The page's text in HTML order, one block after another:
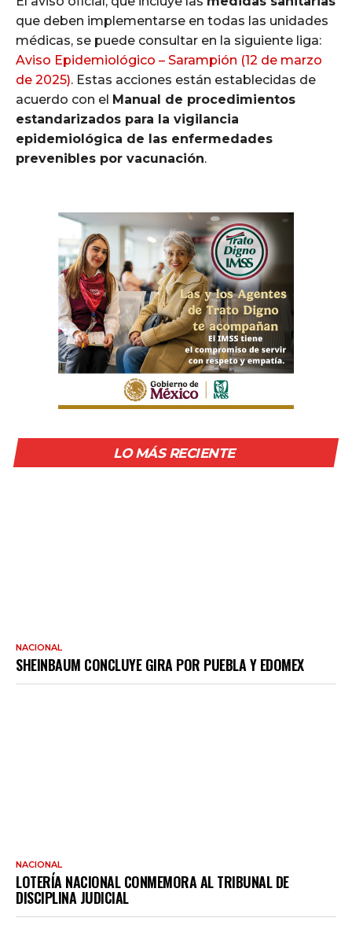
que deben implementarse en todas las unidades
médicas, se puede consultar en la siguiente liga:
Aviso Epidemiológico – Sarampión (12 de marzo
de 2025). Estas acciones están establecidas de
acuerdo con el Manual de procedimientos
estandarizados para la vigilancia
epidemiológica de las enfermedades
prevenibles por vacunación.
LO MÁS RECIENTE
NACIONAL
SHEINBAUM CONCLUYE GIRA POR PUEBLA Y EDOMEX
NACIONAL
LOTERÍA NACIONAL CONMEMORA AL TRIBUNAL DE
DISCIPLINA JUDICIAL